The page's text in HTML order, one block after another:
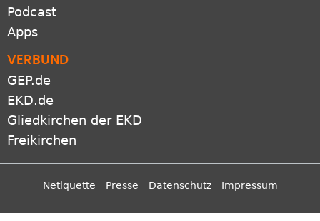
Podcast
Apps
VERBUND
GEP.de
EKD.de
Gliedkirchen der EKD
Freikirchen
Netiquette Presse Datenschutz Impressum